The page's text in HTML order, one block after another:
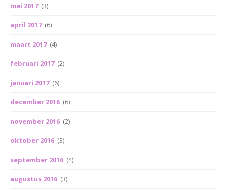
mei 2017 (3)
april 2017 (6)
maart 2017 (4)
februari 2017 (2)
januari 2017 (6)
december 2016 (6)
november 2016 (2)
oktober 2016 (3)
september 2016 (4)
augustus 2016 (3)